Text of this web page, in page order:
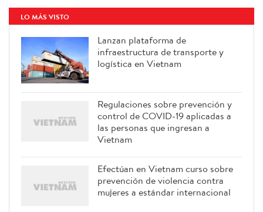
LO MÁS VISTO
Lanzan plataforma de
infraestructura de transporte y
logística en Vietnam
Regulaciones sobre prevención y
control de COVID-19 aplicadas a
las personas que ingresan a
Vietnam
Efectúan en Vietnam curso sobre
prevención de violencia contra
mujeres a estándar internacional